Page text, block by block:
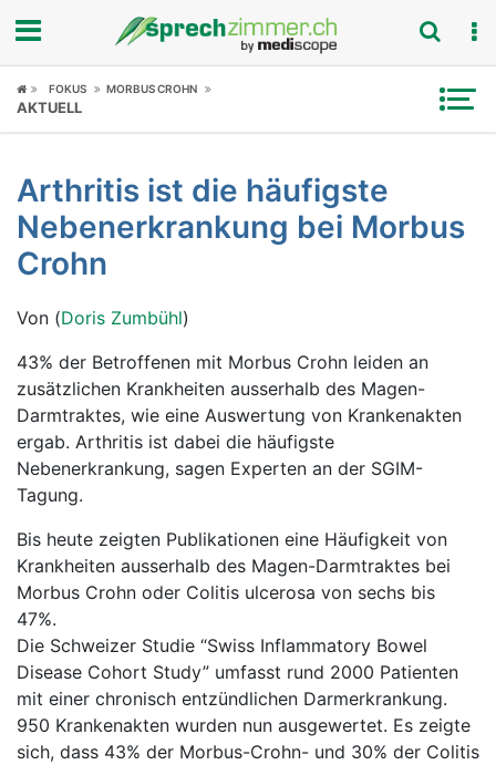
Fokus
Symptome
Untersuchungen
News
Ratgeber
Rubriken
FOKUS MORBUS CROHN
AKTUELL
Arthritis ist die häufigste
Nebenerkrankung bei Morbus
Crohn
Von (Doris Zumbühl)
43% der Betroffenen mit Morbus Crohn leiden an
zusätzlichen Krankheiten ausserhalb des Magen-
Darmtraktes, wie eine Auswertung von Krankenakten
ergab. Arthritis ist dabei die häufigste
Nebenerkrankung, sagen Experten an der SGIM-
Tagung.
Bis heute zeigten Publikationen eine Häufigkeit von
Krankheiten ausserhalb des Magen-Darmtraktes bei
Morbus Crohn oder Colitis ulcerosa von sechs bis
47%.
Die Schweizer Studie “Swiss Inflammatory Bowel
Disease Cohort Study” umfasst rund 2000 Patienten
mit einer chronisch entzündlichen Darmerkrankung.
950 Krankenakten wurden nun ausgewertet. Es zeigte
sich, dass 43% der Morbus-Crohn- und 30% der Colitis